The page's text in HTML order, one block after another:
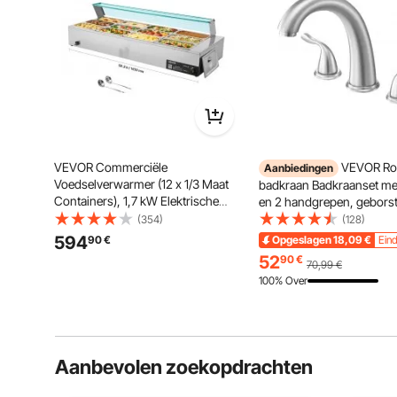
VEVOR Commerciële
Voedselverwarmer (12 x 1/3 Maat
Containers), 1,7 kW Elektrische
RVS Warmhoudcontainer met
Glazen Deksel & Soeplepel,
Chafing Dishes voor Catering
(354)
59490€
Aanbiedingen VEVOR
badkraan Badkraanset
en 2 handgrepen,
roestvrij staal badkraan
booguitloop voor
dek voor baden van
(128)
Opgeslagen18,09€
5290€ 70,99 €
100% Over
Aanbevolen zoekopdrachten